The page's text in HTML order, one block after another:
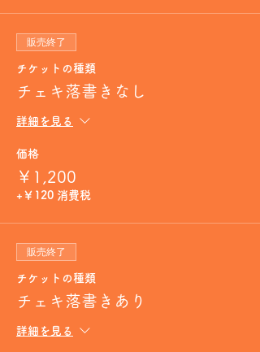
販売終了
チケットの種類
チェキ落書きなし
詳細を見る
価格
￥1,200
+￥120 消費税
販売終了
チケットの種類
チェキ落書きあり
詳細を見る